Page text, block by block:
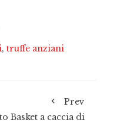
, truffe anziani
Prev
Basket a caccia di